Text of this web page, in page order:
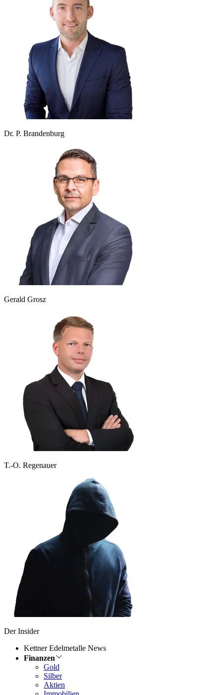
Dr. P. Brandenburg
Gerald Grosz
T.-O. Regenauer
Der Insider
Kettner Edelmetalle News
Finanzen
Gold
Silber
Aktien